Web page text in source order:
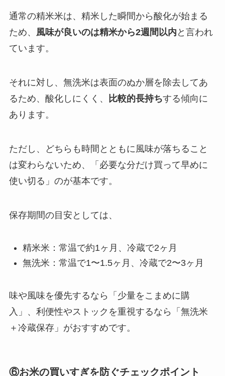
通常の精米米は、精米した瞬間から酸化が始まる
ため、 風味が良いのは精米から2週間以内 と言われ
ています。
それに対し、無洗米は表面のぬか層を除去してあ
るため、酸化しにくく、
比較的長持ちする傾向に
あります。
ただし、どちらも時間とともに風味が落ちること
は変わらないため、「必要な分だけ買って早めに
使い切る」のが基本です。
保存期間の目安としては、
精米米：常温で約1ヶ月、冷蔵で2ヶ月
無洗米：常温で1〜1.5ヶ月、冷蔵で2〜3ヶ月
味や風味を優先するなら「少量をこまめに購
入」、利便性やストックを重視するなら「無洗米
＋冷蔵保存」がおすすめです。
⑥お米の買いすぎを防ぐチェックポイント